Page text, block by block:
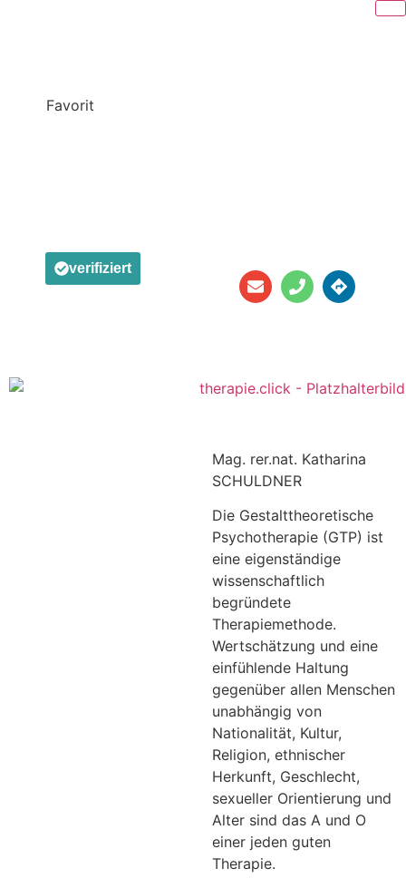
Favorit
verifiziert
Mag. rer.nat. Katharina
SCHULDNER
Die Gestalttheoretische
Psychotherapie (GTP) ist
eine eigenständige
wissenschaftlich
begründete
Therapiemethode.
Wertschätzung und eine
einfühlende Haltung
gegenüber allen Menschen
unabhängig von
Nationalität, Kultur,
Religion, ethnischer
Herkunft, Geschlecht,
sexueller Orientierung und
Alter sind das A und O
einer jeden guten
Therapie.